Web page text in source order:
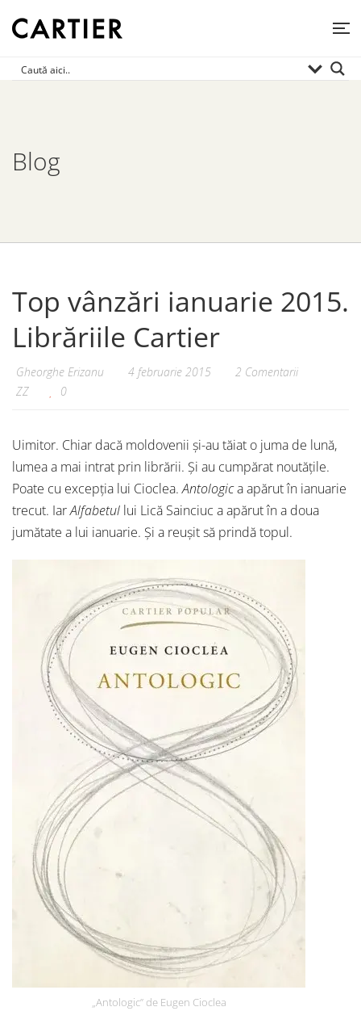
Blog
Top vânzări ianuarie 2015.
Librăriile Cartier
Gheorghe Erizanu 4 februarie 2015
2 Comentarii
ZZ
0
Uimitor. Chiar dacă moldovenii și-au tăiat o juma de lună,
lumea a mai intrat prin librării. Și au cumpărat noutățile.
Poate cu excepția lui Cioclea.Antologica apărut în ianuarie
trecut. IarAlfabetul lui Lică Sainciuc a apărut în a doua
jumătate a lui ianuarie. Și a reușit să prindă topul.
„Antologic” de Eugen Cioclea